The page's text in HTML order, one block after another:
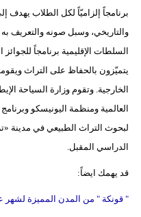
برنامجاً إلزاميّاً لكل الطلاب يهدف
والتاريخي، وسبل صونه والتعريف
السلطات الإقليمية برنامجاً للجوائز
يتميّزون بالحفاظ على التراث
الخارجية. وتقوم وزارة السياحة
العالمية ومنظمة اليونيسكو
لبحوث التراث الطبيعي في مدينة
الدراسي المقبل.
قد يهمك ايضاً:
" قونكة " من المدن المميزة لشهر